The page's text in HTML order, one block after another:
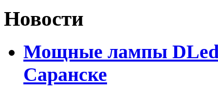
Новости
Мощные лампы DLed
Саранске